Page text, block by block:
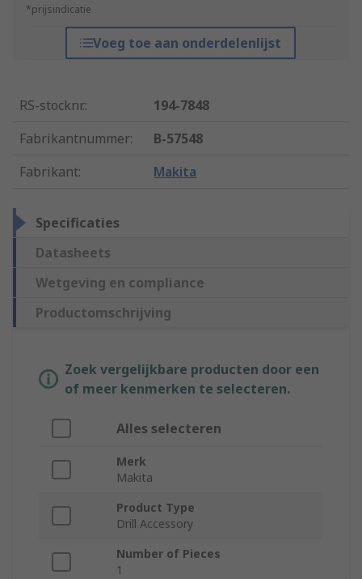
*prijsindicatie
Voeg toe aan onderdelenlijst
RS-stocknr.:
194-7848
Fabrikantnummer:
B-57548
Fabrikant: Makita
Specificaties
Datasheets
Wetgeving en compliance
Productomschrijving
Zoek vergelijkbare producten door een
of meer kenmerken te selecteren.
Alles selecteren
Merk
Makita
Product Type
Drill Accessory
Number of Pieces
1